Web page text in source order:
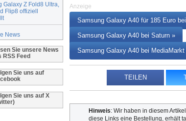
Galaxy Z Fold8 Ultra,
Flip8 offiziell
News
Sie unsere News
RSS Feed
Sie uns auf
Sie uns auf X
Anzeige
Samsung Galaxy A40 für 185 Euro
Samsung Galaxy A40 bei Saturn »
Samsung Galaxy A40 bei MediaMarkt
TEILEN
Hinweis: Wir haben in diesem
diese Links eine Bestellung, erhält